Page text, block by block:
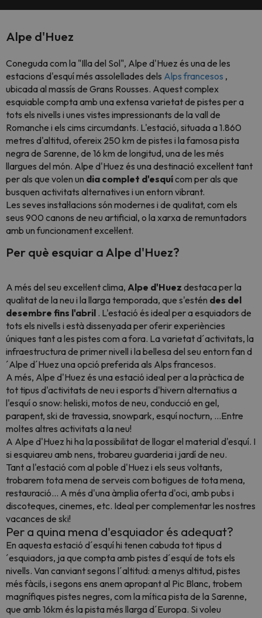
Alpe d'Huez
Coneguda com la "Illa del Sol", Alpe d'Huez és una de les
estacions d'esquí més assolellades dels Alps francesos ,
ubicada al massís de Grans Rousses. Aquest complex
esquiable compta amb una extensa varietat de pistes per a
tots els nivells i unes vistes impressionants de la vall de
Romanche i els cims circumdants. L'estació, situada a 1.860
metres d'altitud, ofereix 250 km de pistes i la famosa pista
negra de Sarenne, de 16 km de longitud, una de les més
llargues del món. Alpe d'Huez és una destinació excel·lent tant
per als que volen un dia complet d'esquícom per als que
busquen activitats alternatives i un entorn vibrant.
Les seves instal·lacions són modernes i de qualitat, com els
seus 900 canons de neu artificial, o la xarxa de remuntadors
amb un funcionament excel·lent.
Per què esquiar a Alpe d'Huez?
A més del seu excel·lent clima, Alpe d'Huez destaca per la
qualitat de la neu i la llarga temporada, que s'estén des del
desembre fins l'abril . L'estació és ideal per a esquiadors de
tots els nivells i està dissenyada per oferir experiències
úniques tant a les pistes com a fora. La varietat d´activitats, la
infraestructura de primer nivell i la bellesa del seu entorn fan d
´Alpe d´Huez una opció preferida als Alps francesos.
A més, Alpe d'Huez és una estació ideal per a la pràctica de
tot tipus d'activitats de neu i esports d'hivern alternatius a
l'esquí o snow: heliski, motos de neu, conducció en gel,
parapent, ski de travessia, snowpark, esquí nocturn, ...Entre
moltes altres activitats a la neu!
A Alpe d'Huez hi ha la possibilitat de llogar el material d'esquí. I
si esquiareu amb nens, trobareu guarderia i jardí de neu.
Tant a l'estació com al poble d'Huez i els seus voltants,
trobarem tota mena de serveis com botigues de tota mena,
restauració... A més d'una àmplia oferta d'oci, amb pubs i
discoteques, cinemes, etc. Ideal per complementar les nostres
vacances de ski!
Per a quina mena d'esquiador és adequat?
En aquesta estació d´esquí hi tenen cabuda tot tipus d
´esquiadors, ja que compta amb pistes d´esquí de tots els
nivells. Van canviant segons l´altitud: a menys altitud, pistes
més fàcils, i segons ens anem apropant al Pic Blanc, trobem
magnífiques pistes negres, com la mítica pista de la Sarenne,
que amb 16km és la pista més llarga d´Europa. Si voleu